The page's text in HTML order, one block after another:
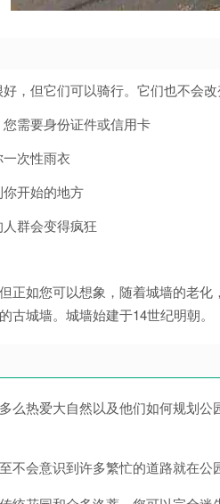
，但它们可以骑行。它们也不会
需要身份证件或信用卡
次性雨衣
开始的地方
群会变得疯狂
正如您可以想象，随着城墙的老
古城墙。城墙始建于14世纪明朝。
么热爱大自然以及他们如何规划
不会意识到许多繁忙的道路就在